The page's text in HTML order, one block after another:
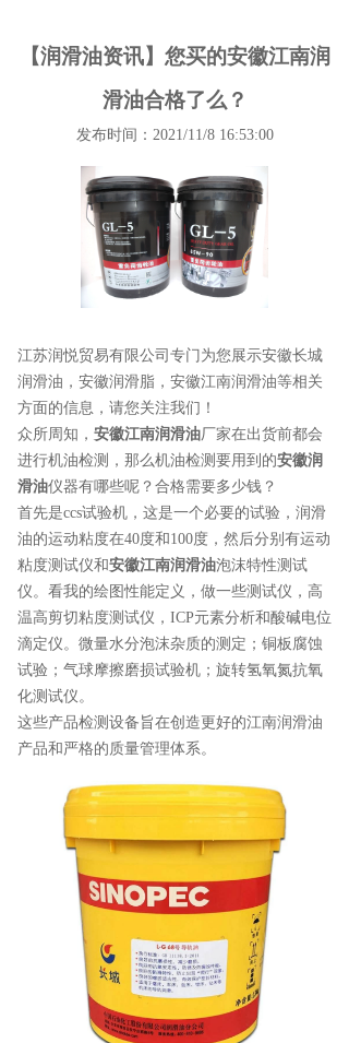
【润滑油资讯】您买的安徽江南润
滑油合格了么？
发布时间：2021/11/8 16:53:00
江苏润悦贸易有限公司专门为您展示安徽长城
润滑油 ，安徽润滑脂，安徽江南润滑油等相关
方面的信息，请您关注我们！
众所周知， 安徽江南润滑油厂家在出货前都会
进行机油检测，那么机油检测要用到的安徽润
滑油仪器有哪些呢？合格需要多少钱？
首先是ccs试验机，这是一个必要的试验，润滑
油的运动粘度在40度和100度，然后分别有运动
粘度测试仪和安徽江南润滑油泡沫特性测试
仪。看我的绘图性能定义，做一些测试仪，高
温高剪切粘度测试仪，ICP元素分析和酸碱电位
滴定仪。微量水分泡沫杂质的测定；铜板腐蚀
试验；气球摩擦磨损试验机；旋转氢氧氮抗氧
化测试仪。
这些产品检测设备旨在创造更好的江南润滑油
产品和严格的质量管理体系。